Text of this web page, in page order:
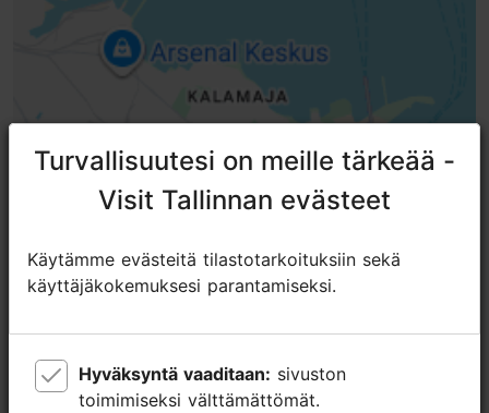
Esteetön pääsy sähköpyörätuolilla
Esteetön pääsy lastenvaunuilla
Turvallisuutesi on meille tärkeää -
Visit Tallinnan evästeet
Käytämme evästeitä tilastotarkoituksiin sekä
käyttäjäkokemuksesi parantamiseksi.
Hyväksyntä vaaditaan:
toimimiseksi välttämättömät.
Turvallisuutesi on meille tärkeää -
Visit Tallinnan evästeet
Käytämme evästeitä tilastotarkoituksiin sekä
käyttäjäkokemuksesi parantamiseksi.
Hyväksyntä vaaditaan:
toimimiseksi välttämättömät.